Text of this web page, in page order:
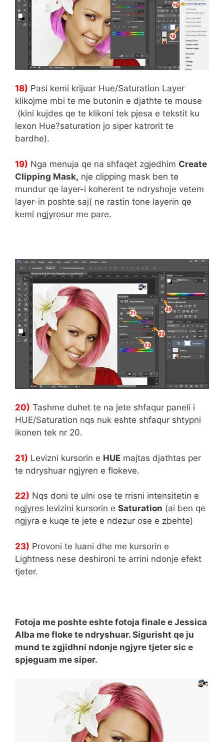
18) Pasi kemi krijuar Hue/Saturation Layer
klikojme mbi te me butonin e djathte te mouse
(kini kujdes qe te klikoni tek pjesa e tekstit ku
lexon Hue?saturation jo siper katrorit te
bardhe).
19) Nga menuja qe na shfaqet zgjedhim Create
Clipping Mask, nje clipping mask ben te
mundur qe layer-i koherent te ndryshoje vetem
layer-in poshte saj( ne rastin tone layerin qe
kemi ngjyrosur me pare.
20) Tashme duhet te na jete shfaqur paneli i
HUE/Saturation nqs nuk eshte shfaqur shtypni
ikonen tek nr 20.
21) Levizni kursorin e HUE majtas djathtas per
te ndryshuar ngjyren e flokeve.
22) Nqs doni te ulni ose te rrisni intensitetin e
ngjyres levizini kursorin e Saturation (ai ben qe
ngjyra e kuqe te jete e ndezur ose e zbehte)
23) Provoni te luani dhe me kursorin e
Lightness nese deshironi te arrini ndonje efekt
tjeter.
Fotoja me poshte eshte fotoja finale e Jessica
Alba me floke te ndryshuar. Sigurisht qe ju
mund te zgjidhni ndonje ngjyre tjeter sic e
spjeguam me siper.